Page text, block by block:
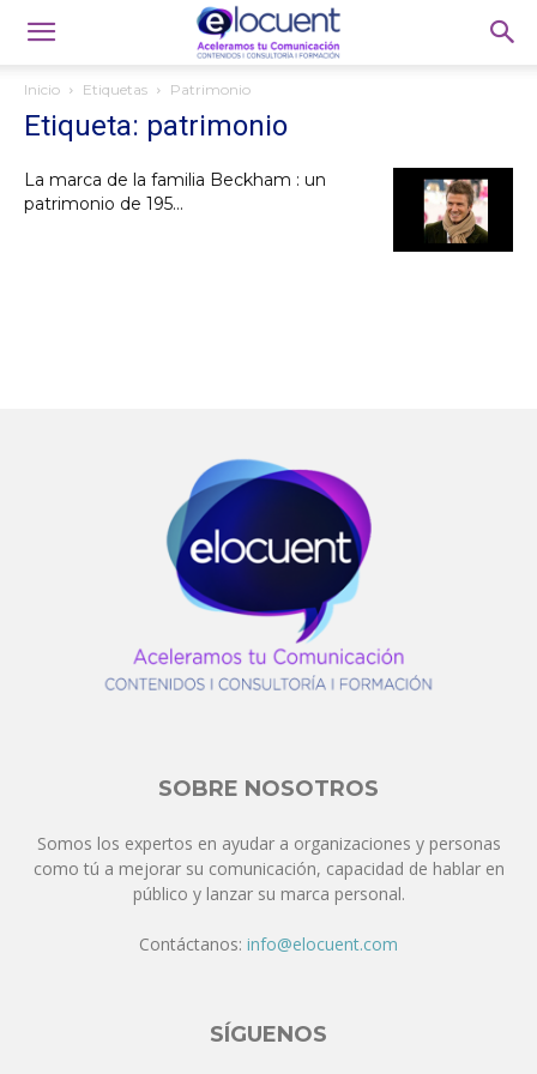
Inicio Etiquetas Patrimonio
Etiqueta: patrimonio
La marca de la familia Beckham : un
patrimonio de 195...
SOBRE NOSOTROS
Somos los expertos en ayudar a organizaciones y personas
como tú a mejorar su comunicación, capacidad de hablar en
público y lanzar su marca personal.
Contáctanos: info@elocuent.com
SÍGUENOS